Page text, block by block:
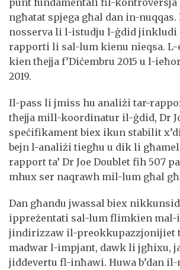
punt fundamentali fil-kontroversja
ngħatat spjega għal dan in-
nosserva li l-istudju l-ġdid jinkludi
rapporti li sal-lum kienu nieqsa.
kien tħejja f’Diċembru 2015 u l-
2019.
Il-pass li jmiss hu analiżi tar-
tħejja mill-koordinatur il-ġdid, Dr
speċifikament biex ikun stabilit
bejn l-analiżi tiegħu u dik li għamel
rapport ta’ Dr Joe Doublet fih 507
mhux ser naqrawh mil-lum għal
Dan għandu jwassal biex
ippreżentati sal-lum flimkien mal-
jindirizzaw il-preokkupazzjonijiet
madwar l-impjant, dawk li jgħixu,
jiddevertu fl-inħawi. Huwa b’dan il-